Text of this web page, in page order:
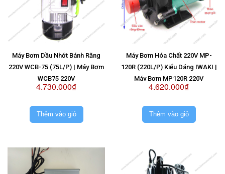
Máy Bơm Dầu Nhớt Bánh Răng
220V WCB-75 (75L/P) | Máy Bơm
WCB75 220V
4.730.000₫
Thêm vào giỏ
Máy Bơm Hóa Chất 220V MP-
120R (220L/P) Kiểu Dáng IWAKI |
Máy Bơm MP120R 220V
4.620.000₫
Thêm vào giỏ